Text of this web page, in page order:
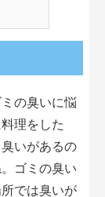
の臭いに悩
理をした
いがあるの
ゴミの臭い
では臭いが